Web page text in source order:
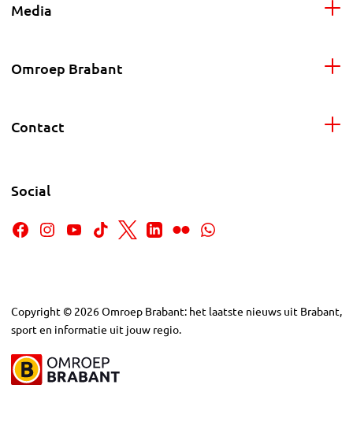
Media
Omroep Brabant
Contact
Social
Copyright © 2026Omroep Brabant: het laatste nieuws uit Brabant,
sport en informatie uit jouw regio.